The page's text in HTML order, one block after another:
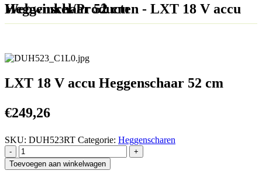
Webwinkel/Producten - LXT 18 V accu Heggenschaar 52 cm
LXT 18 V accu Heggenschaar 52 cm
€249,26
SKU: DUH523RT Categorie: Heggenscharen
-
+
Toevoegen aan winkelwagen